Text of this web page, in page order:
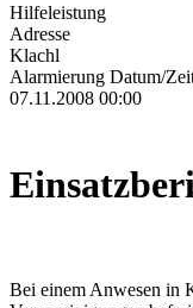
Hilfeleistung
Adresse
Klachl
Alarmierung Datum/
07.11.2008 00:00
Bei einem Anwesen in